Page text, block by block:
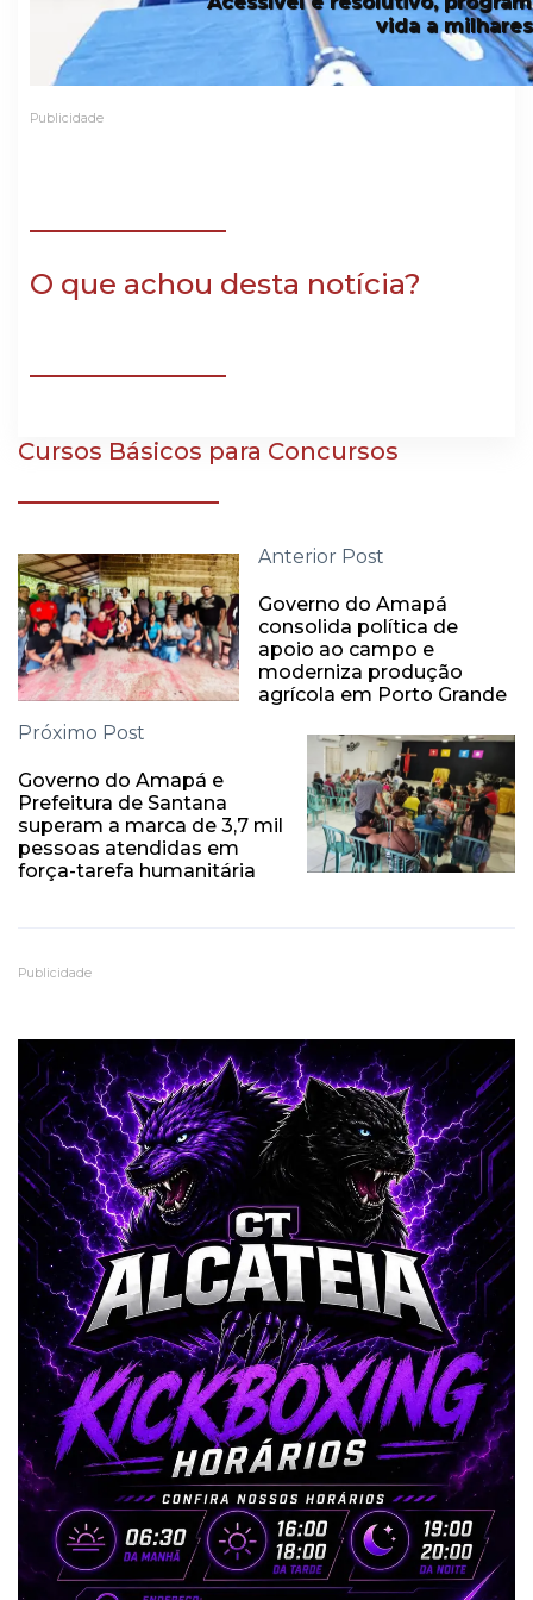
vida a
Publicidade
O que achou desta notícia?
Cursos Básicos para Concursos
Anterior Post
Governo do Amapá
consolida política de
apoio ao campo e
moderniza produção
agrícola em Porto Grande
Próximo Post
Governo do Amapá e
Prefeitura de Santana
superam a marca de 3,7 mil
pessoas atendidas em
força-tarefa humanitária
Publicidade